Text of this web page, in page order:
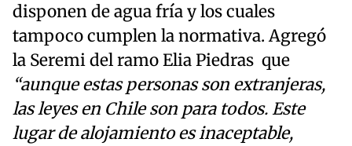
disponen de agua fría y los cuales
tampoco cumplen la normativa. Agregó
la Seremi del ramo Elia Piedras que
“aunque estas personas son extranjeras,
las leyes en Chile son para todos. Este
lugar de alojamiento es inaceptable,